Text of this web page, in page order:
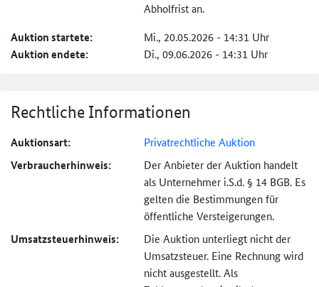
Abholfrist an.
Auktion startete: Mi., 20.05.2026 - 14:31 Uhr
Auktion endete: Di., 09.06.2026 - 14:31 Uhr
Rechtliche Informationen
Auktionsart: Privatrechtliche Auktion
Verbraucher­hinweis:
Der Anbieter der Auktion handelt
als Unternehmer i.S.d. § 14 BGB. Es
gelten die Bestimmungen für
öffentliche Versteigerungen.
Umsatzsteuer­hinweis:
Die Auktion unterliegt nicht der
Umsatzsteuer. Eine Rechnung wird
nicht ausgestellt. Als